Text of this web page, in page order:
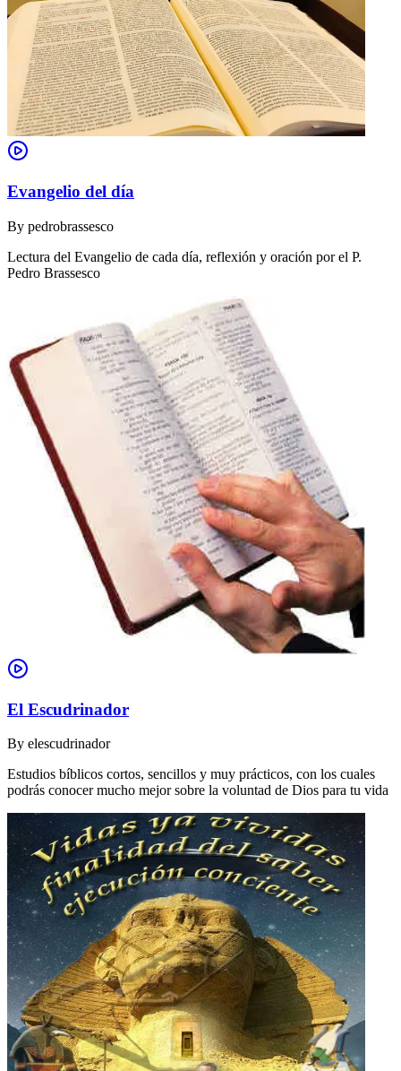
Evangelio del día
By pedrobrassesco
Lectura del Evangelio de cada día, reflexión y oración por el P.
Pedro Brassesco
El Escudrinador
By elescudrinador
Estudios bíblicos cortos, sencillos y muy prácticos, con los cuales
podrás conocer mucho mejor sobre la voluntad de Dios para tu vida